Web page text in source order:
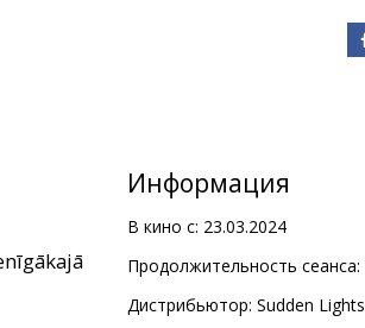
Информация
В кино с: 23.03.2024
Продолжительность сеанса:
Дистрибьютор: Sudden Lights